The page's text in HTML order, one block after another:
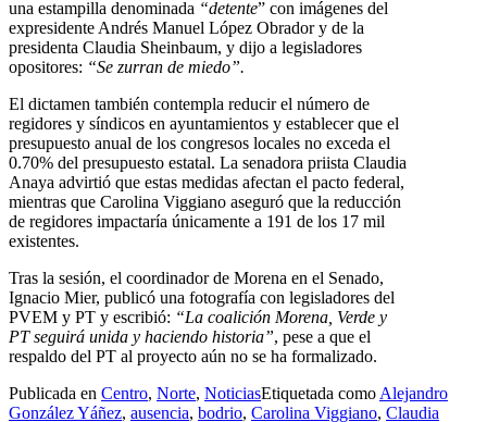
una estampilla denominada “detente” con imágenes del
expresidente Andrés Manuel López Obrador y de la
presidenta Claudia Sheinbaum, y dijo a legisladores
opositores: “Se zurran de miedo”.
El dictamen también contempla reducir el número de
regidores y síndicos en ayuntamientos y establecer que el
presupuesto anual de los congresos locales no exceda el
0.70% del presupuesto estatal. La senadora priista Claudia
Anaya advirtió que estas medidas afectan el pacto federal,
mientras que Carolina Viggiano aseguró que la reducción
de regidores impactaría únicamente a 191 de los 17 mil
existentes.
Tras la sesión, el coordinador de Morena en el Senado,
Ignacio Mier, publicó una fotografía con legisladores del
PVEM y PT y escribió: “La coalición Morena, Verde y
PT seguirá unida y haciendo historia”, pese a que el
respaldo del PT al proyecto aún no se ha formalizado.
Publicada en Centro, Norte, NoticiasEtiquetada como Alejandro
González Yáñez, ausencia, bodrio, Carolina Viggiano, Claudia